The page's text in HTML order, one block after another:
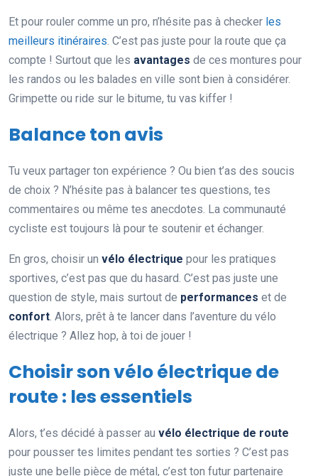
Et pour rouler comme un pro, n’hésite pas à checker les
meilleurs itinéraires. C’est pas juste pour la route que ça
compte ! Surtout que les avantages de ces montures pour
les randos ou les balades en ville sont bien à considérer.
Grimpette ou ride sur le bitume, tu vas kiffer !
Balance ton avis
Tu veux partager ton expérience ? Ou bien t’as des soucis
de choix ? N’hésite pas à balancer tes questions, tes
commentaires ou même tes anecdotes. La communauté
cycliste est toujours là pour te soutenir et échanger.
En gros, choisir un vélo électrique pour les pratiques
sportives, c’est pas que du hasard. C’est pas juste une
question de style, mais surtout de performances et de
confort. Alors, prêt à te lancer dans l’aventure du vélo
électrique ? Allez hop, à toi de jouer !
Choisir son vélo électrique de
route : les essentiels
Alors, t’es décidé à passer au vélo électrique de route
pour pousser tes limites pendant tes sorties ? C’est pas
juste une belle pièce de métal, c’est ton futur partenaire